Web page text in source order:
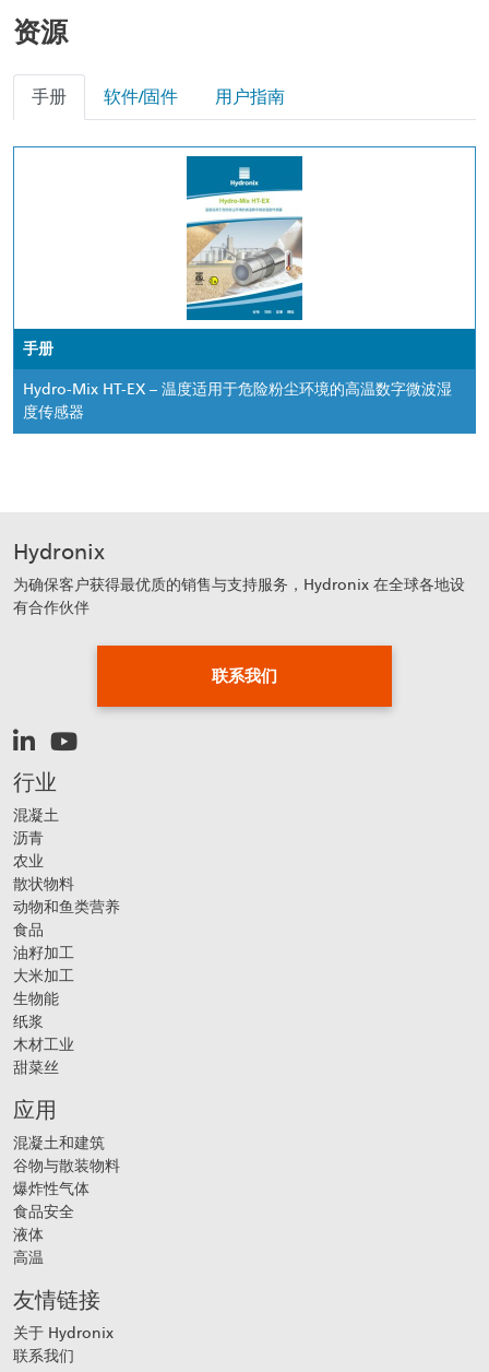
资源
手册 软件/固件 用户指南
手册
Hydro-Mix HT-EX – 温度适用于危险粉尘环境的高温数字微波湿
度传感器
Hydronix
为确保客户获得最优质的销售与支持服务，Hydronix 在全球各地设
有合作伙伴
联系我们
行业
混凝土
沥青
农业
散状物料
动物和鱼类营养
食品
油籽加工
大米加工
生物能
纸浆
木材工业
甜菜丝
应用
混凝土和建筑
谷物与散装物料
爆炸性气体
食品安全
液体
高温
友情链接
关于 Hydronix
联系我们